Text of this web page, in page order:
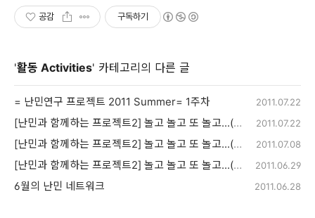
공감 구독하기
'활동 Activities' 카테고리의 다른 글
= 난민연구 프로젝트 2011 Summer= 1주차 2011.07.22
[난민과 함께하는 프로젝트2] 놀고 놀고 또 놀고...(넷) 2011.07.22
[난민과 함께하는 프로젝트2] 놀고 놀고 또 놀고...(둘) 2011.07.08
[난민과 함께하는 프로젝트2] 놀고 놀고 또 놀고...(하나) 2011.06.29
6월의 난민 네트워크 2011.06.28